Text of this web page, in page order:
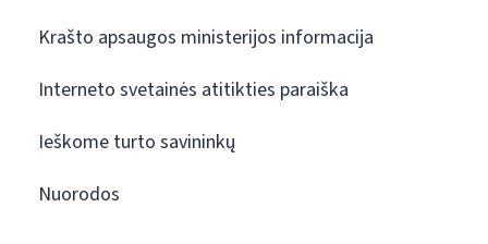
Krašto apsaugos ministerijos informacija
Interneto svetainės atitikties paraiška
Ieškome turto savininkų
Nuorodos